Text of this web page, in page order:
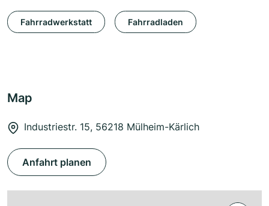
Fahrradwerkstatt Fahrradladen
Map
Industriestr. 15, 56218 Mülheim-Kärlich
Anfahrt planen